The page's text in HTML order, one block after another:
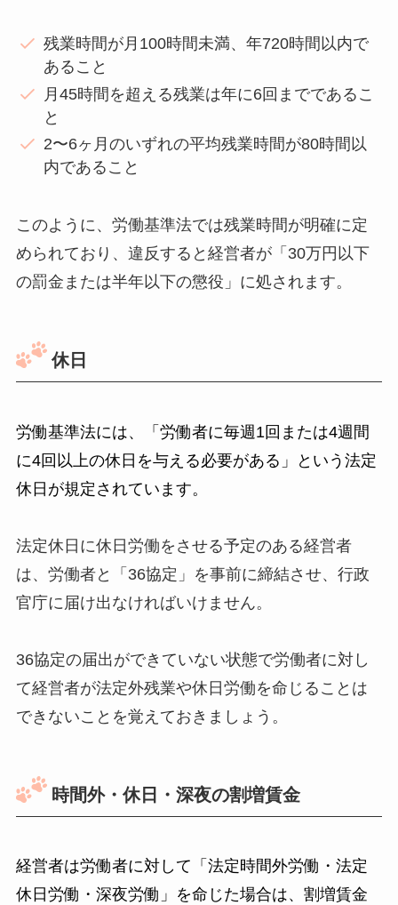
残業時間が月100時間未満、年720時間以内で
あること
月45時間を超える残業は年に6回までであるこ
と
2〜6ヶ月のいずれの平均残業時間が80時間以
内であること
このように、労働基準法では残業時間が明確に定
められており、違反すると経営者が「30万円以下
の罰金または半年以下の懲役」に処されます。
休日
労働基準法には、「労働者に毎週1回または4週間
に4回以上の休日を与える必要がある」という法定
休日が規定されています。
法定休日に休日労働をさせる予定のある経営者
は、労働者と「36協定」を事前に締結させ、行政
官庁に届け出なければいけません。
36協定の届出ができていない状態で労働者に対し
て経営者が法定外残業や休日労働を命じることは
できないことを覚えておきましょう。
時間外・休日・深夜の割増賃金
経営者は労働者に対して「法定時間外労働・法定
休日労働・深夜労働」を命じた場合は、割増賃金